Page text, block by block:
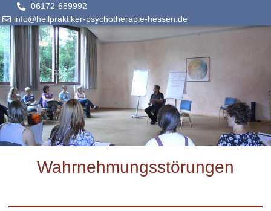
06172-689992
info@heilpraktiker-psychotherapie-hessen.de
Wahrnehmungsstörungen